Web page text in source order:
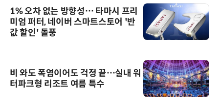
1% 오차 없는 방향성… 타마시 프리
미엄 퍼터, 네이버 스마트스토어 '반
값 할인' 돌풍
비 와도 폭염이어도 걱정 끝…실내 워
터파크형 리조트 여름 특수